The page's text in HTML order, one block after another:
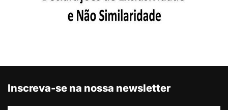
Inscreva-se na nossa newsletter